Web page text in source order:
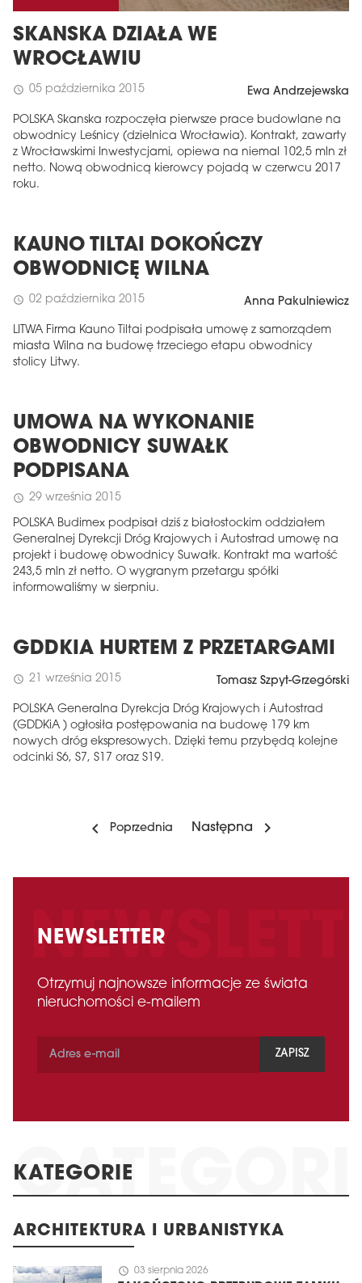
SKANSKA DZIAŁA WE
WROCŁAWIU
schedule 05 października 2015 Ewa Andrzejewska
POLSKA Skanska rozpoczęła pierwsze prace budowlane na
obwodnicy Leśnicy (dzielnica Wrocławia). Kontrakt, zawarty
z Wrocławskimi Inwestycjami, opiewa na niemal 102,5 mln zł
netto. Nową obwodnicą kierowcy pojadą w czerwcu 2017
roku.
KAUNO TILTAI DOKOŃCZY
OBWODNICĘ WILNA
schedule 02 października 2015 Anna Pakulniewicz
LITWA Firma Kauno Tiltai podpisała umowę z samorządem
miasta Wilna na budowę trzeciego etapu obwodnicy
stolicy Litwy.
UMOWA NA WYKONANIE
OBWODNICY SUWAŁK
PODPISANA
schedule 29 września 2015
POLSKA Budimex podpisał dziś z białostockim oddziałem
Generalnej Dyrekcji Dróg Krajowych i Autostrad umowę na
projekt i budowę obwodnicy Suwałk. Kontrakt ma wartość
243,5 mln zł netto. O wygranym przetargu spółki
informowaliśmy w sierpniu.
GDDKIA HURTEM Z PRZETARGAMI
schedule 21 września 2015 Tomasz Szpyt-Grzegórski
POLSKA Generalna Dyrekcja Dróg Krajowych i Autostrad
(GDDKiA ) ogłosiła postępowania na budowę 179 km
nowych dróg ekspresowych. Dzięki temu przybędą kolejne
odcinki S6, S7, S17 oraz S19.
Poprzednia Następna
NEWSLETTER
Otrzymuj najnowsze informacje ze świata
nieruchomości e-mailem
ZAPISZ
KATEGORIE
ARCHITEKTURA I URBANISTYKA
schedule 03 sierpnia 2026